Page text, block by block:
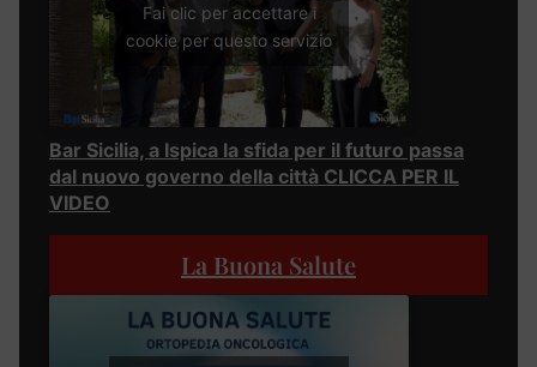
Fai clic per accettare i
cookie per questo servizio
Bar Sicilia, a Ispica la sfida per il futuro passa
dal nuovo governo della città CLICCA PER IL
VIDEO
La Buona Salute